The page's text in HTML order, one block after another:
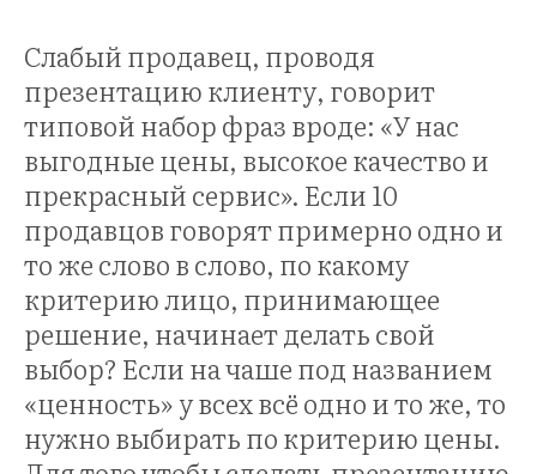
Слабый продавец, проводя
презентацию клиенту, говорит
типовой набор фраз вроде: «У нас
выгодные цены, высокое качество и
прекрасный сервис». Если 10
продавцов говорят примерно одно и
то же слово в слово, по какому
критерию лицо, принимающее
решение, начинает делать свой
выбор? Если на чаше под названием
«ценность» у всех всё одно и то же, то
нужно выбирать по критерию цены.